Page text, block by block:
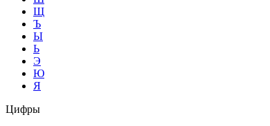
Щ
Ъ
Ы
Ь
Э
Ю
Я
Цифры